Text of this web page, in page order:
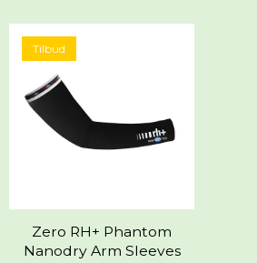
Tilbud
Zero RH+ Phantom
Nanodry Arm Sleeves